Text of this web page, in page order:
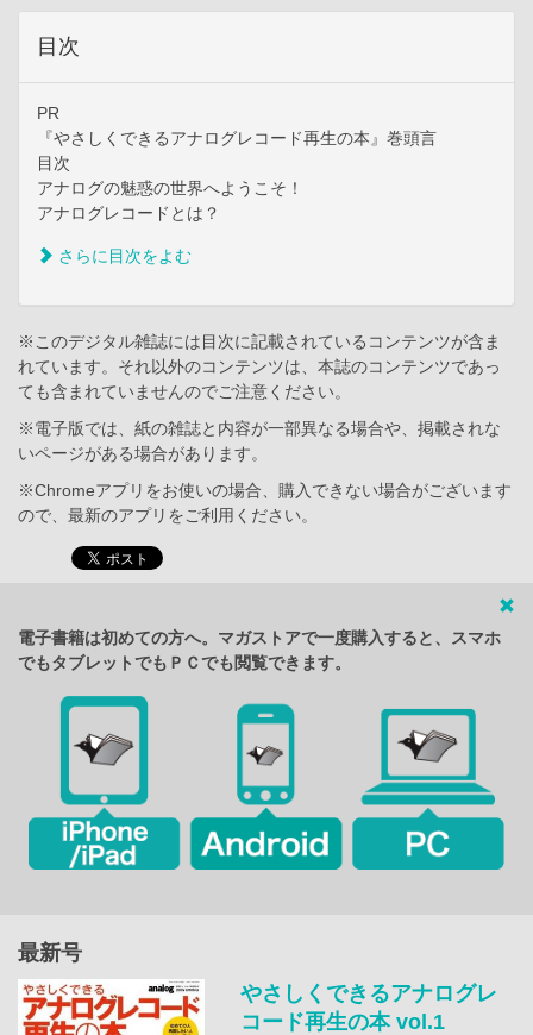
目次
PR
『やさしくできるアナログレコード再生の本』巻頭言
目次
アナログの魅惑の世界へようこそ！
アナログレコードとは？
さらに目次をよむ
※このデジタル雑誌には目次に記載されているコンテンツが含ま
れています。それ以外のコンテンツは、本誌のコンテンツであっ
ても含まれていませんのでご注意ください。
※電子版では、紙の雑誌と内容が一部異なる場合や、掲載されな
いページがある場合があります。
※Chromeアプリをお使いの場合、購入できない場合がございます
ので、最新のアプリをご利用ください。
電子書籍は初めての方へ。マガストアで一度購入すると、スマホ
でもタブレットでもＰＣでも閲覧できます。
最新号
やさしくできるアナログレ
コード再生の本 vol.1